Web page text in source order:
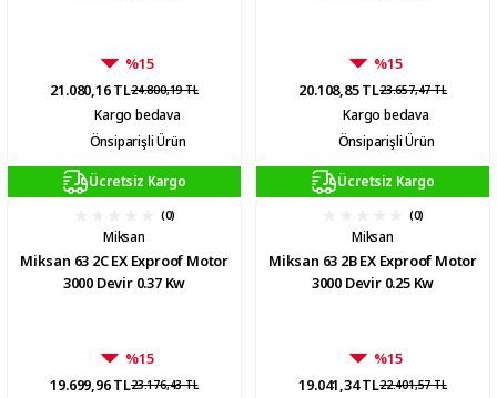
%15
21.080,16 TL24.800,19 TL
Kargo bedava
Önsiparişli Ürün
%15
20.108,85 TL23.657,47 TL
Kargo bedava
Önsiparişli Ürün
Ücretsiz Kargo
(0)
Miksan
Miksan 63 2C EX Exproof Motor
3000 Devir 0.37 Kw
%15
19.699,96 TL23.176,43 TL
Ücretsiz Kargo
(0)
Miksan
Miksan 63 2B EX Exproof Motor
3000 Devir 0.25 Kw
%15
19.041,34 TL22.401,57 TL